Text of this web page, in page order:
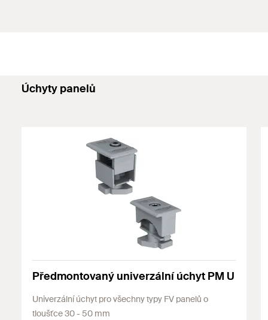
Úchyty panelů
Předmontovaný univerzální úchyt PM U
Univerzální úchyt pro všechny typy FV panelů o
tloušťce 30 - 50 mm